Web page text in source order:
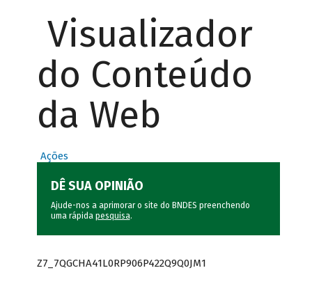
Visualizador
do Conteúdo
da Web
Ações
DÊ SUA OPINIÃO
Ajude-nos a aprimorar o site do BNDES preenchendo
uma rápida pesquisa.
Z7_7QGCHA41L0RP906P422Q9Q0JM1